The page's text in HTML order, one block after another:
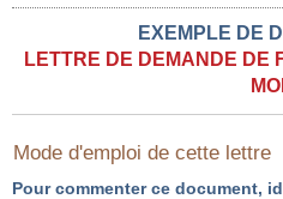
EXEMPLE DE
LETTRE DE DEMANDE DE
Mode d'emploi de cette lettre
Pour commenter ce document,